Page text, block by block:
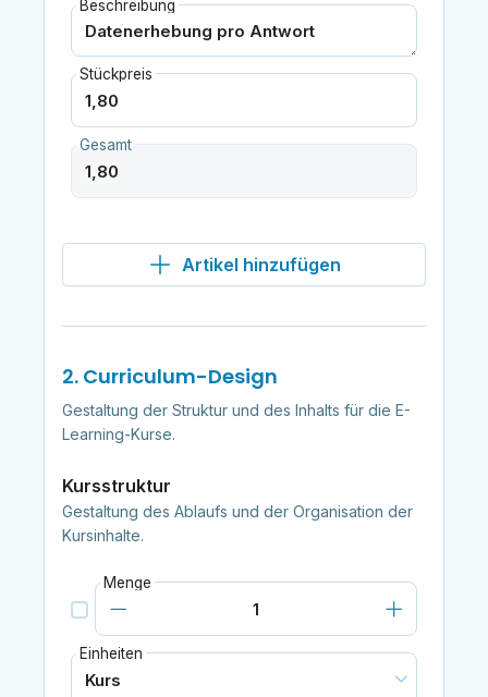
Beschreibung
Stückpreis
Gesamt
Artikel hinzufügen
2. Curriculum-Design
Gestaltung der Struktur und des Inhalts für die E-
Learning-Kurse.
Kursstruktur
Gestaltung des Ablaufs und der Organisation der
Kursinhalte.
Menge
Einheiten